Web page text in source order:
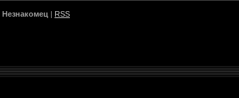
Незнакомец | RSS